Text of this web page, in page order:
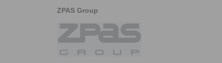
ZPAS Group